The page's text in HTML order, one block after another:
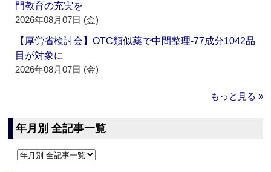
門教育の充実を
2026年08月07日 (金)
【厚労省検討会】OTC類似薬で中間整理‐77成分1042品
目が対象に
2026年08月07日 (金)
もっと見る »
年月別 全記事一覧